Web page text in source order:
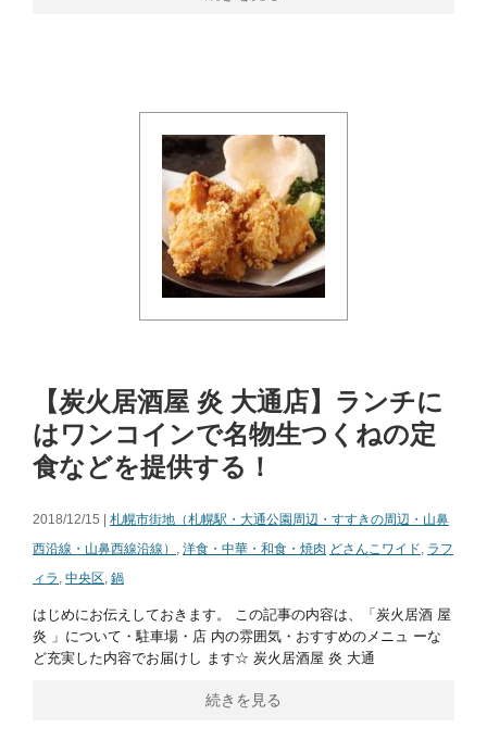
【炭火居酒屋 炎 大通店】ランチに
はワンコインで名物生つくねの定
食などを提供する！
2018/12/15 | 札幌市街地（札幌駅・大通公園周辺・すすきの周辺・山鼻
西沿線・山鼻西線沿線） , 洋食・中華・和食・焼肉 どさんこワイド, ラフ
ィラ , 中央区, 鍋
はじめにお伝えしておきます。 この記事の内容は、「炭火居酒 屋
炎 」について・駐車場・店 内の雰囲気・おすすめのメニュ ーな
ど充実した内容でお届けし ます☆ 炭火居酒屋 炎 大通
続きを見る